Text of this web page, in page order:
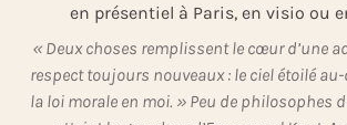
en présentiel à Paris, en visio ou
« Deux choses remplissent le cœur d’une
respect toujours nouveaux : le ciel étoilé
la loi morale en moi. » Peu de philosophes